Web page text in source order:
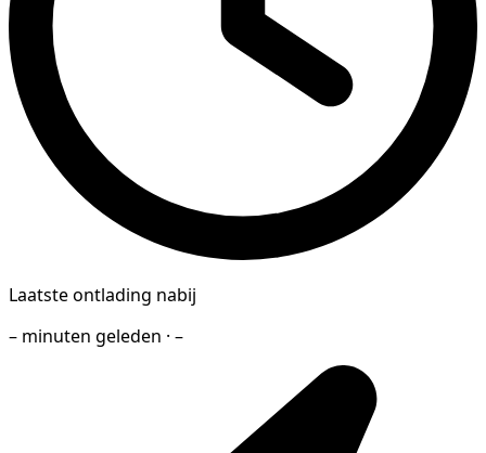
Laatste ontlading nabij
– minuten geleden · –